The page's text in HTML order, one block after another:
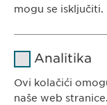
mogu se isključiti.
Analitika
Ovi kolačići
naše web